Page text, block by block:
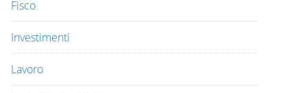
Fisco
Investimenti
Lavoro